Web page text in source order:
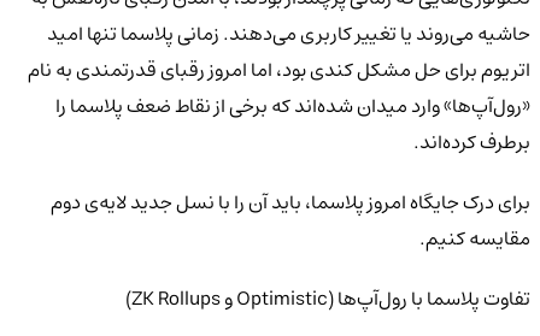
حاشیه می‌روند یا تغییر کاربری می‌دهند. زمانی پلاسما تنها امید
اتریوم برای حل مشکل کندی بود، اما امروز رقبای قدرتمندی به نام
«رول‌آپ‌ها» وارد میدان شده‌اند که برخی از نقاط ضعف پلاسما را
برطرف کرده‌اند.
برای درک جایگاه امروز پلاسما، باید آن را با نسل جدید لایه‌ی دوم
مقایسه کنیم.
تفاوت پلاسما با رول‌آپ‌ها (Optimistic و ZK Rollups)